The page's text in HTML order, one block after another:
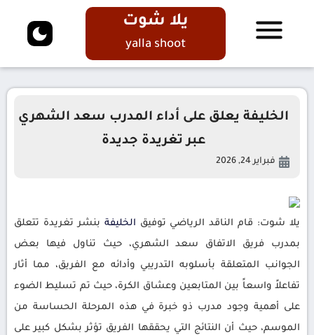
يلا شوت
yalla shoot
الخليفة يعلق على أداء المدرب سعد الشهري
عبر تغريدة جديدة
فبراير 24, 2026
يلا شوت: قام الناقد الرياضي توفيق الخليفة بنشر تغريدة تتعلق
بمدرب فريق الاتفاق سعد الشهري، حيث تناول فيها بعض
الجوانب المتعلقة بأسلوبه التدريبي وأدائه مع الفريق، مما أثار
تفاعلاً واسعاً بين المتابعين وعشاق الكرة، حيث تم تسليط الضوء
على أهمية وجود مدرب ذو خبرة في هذه المرحلة الحساسة من
الموسم، حيث أن النتائج التي يحققها الفريق تؤثر بشكل كبير على